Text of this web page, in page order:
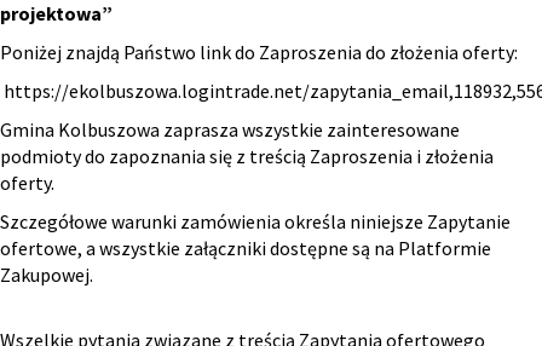
projektowa”
Poniżej znajdą Państwo link do Zaproszenia do złożenia oferty:
https://ekolbuszowa.logintrade.net/
Gmina Kolbuszowa zaprasza wszystkie zainteresowane
podmioty do zapoznania się z treścią Zaproszenia i złożenia
oferty.
Szczegółowe warunki zamówienia określa niniejsze Zapytanie
ofertowe, a wszystkie załączniki dostępne są na Platformie
Zakupowej.
Wszelkie pytania związane z treścią Zapytania ofertowego